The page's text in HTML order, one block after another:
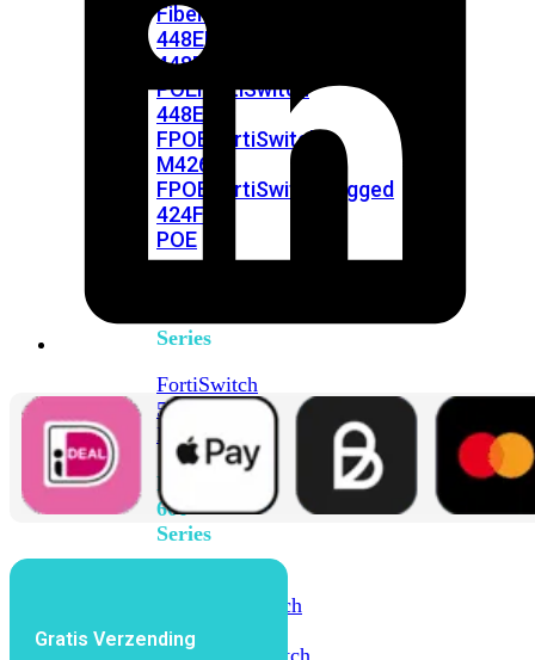
Fiber
448EFortiSwitch
448E-
POEFortiSwitch
448E-
FPOE
FortiSwitch
M426E-
FPOE
FortiSwitchRugged
424F-
POE
Series
FortiSwitch
548D-
FPOE
FortiSwitch
600
Series
FortiSwitch
624F-
FPOE
FortiSwitch
Gratis Verzending